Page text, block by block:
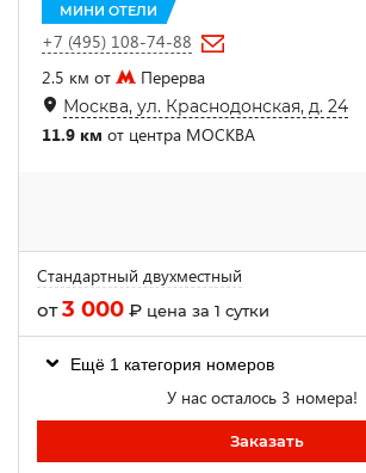
МИНИ ОТЕЛИ
+7 (495) 108-74-88
2.5 км от
Перерва
Москва, ул. Краснодонская, д. 24
11.9 км от центра МОСКВА
Стандартный двухместный
от3 000 ₽ цена за 1 сутки
Ещё 1 категория номеров
У нас осталось 3 номера!
Заказать